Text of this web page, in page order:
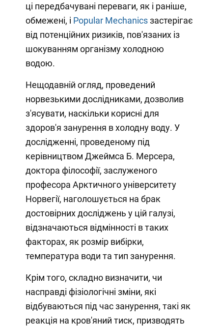
ці передбачувані переваги, як і раніше,
обмежені, і Popular Mechanicsзастерігає
від потенційних ризиків, пов'язаних із
шокуванням організму холодною
водою.
Нещодавній огляд, проведений
норвезькими дослідниками, дозволив
з'ясувати, наскільки корисні для
здоров'я занурення в холодну воду. У
дослідженні, проведеному під
керівництвом Джеймса Б. Мерсера,
доктора філософії, заслуженого
професора Арктичного університету
Норвегії, наголошується на брак
достовірних досліджень у цій галузі,
відзначаються відмінності в таких
факторах, як розмір вибірки,
температура води та тип занурення.
Крім того, складно визначити, чи
насправді фізіологічні зміни, які
відбуваються під час занурення, такі як
реакція на кров'яний тиск, призводять